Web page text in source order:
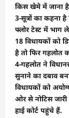
किस खेमे में जाना
3-सूत्रों का कहना
फ्लोर टेस्ट में भाग
18 विधायकों को
है तो फिर गहलोत
4-गहलोत ने
सुनाने का दबाव
विधायकों को
ओर से नोटिस
हाई कोर्ट पहुंचे हैं.